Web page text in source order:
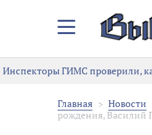
Закрыть/
меню
Инспекторы ГИМС проверили,
Главная Новости
рождения, Василий